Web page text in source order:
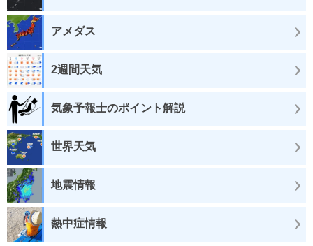
アメダス
2週間天気
気象予報士のポイント解説
世界天気
地震情報
熱中症情報